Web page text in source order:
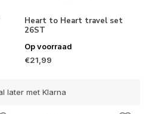
Heart to Heart travel set
26ST
Op voorraad
€21,99
later met Klarna